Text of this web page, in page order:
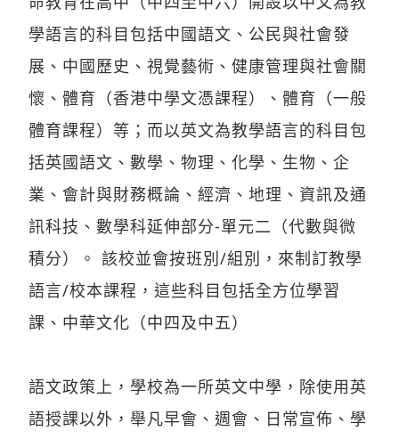
學語言的科目包括中國語文、公民與社會發
展、中國歷史、視覺藝術、健康管理與社會關
懷、體育（香港中學文憑課程）、體育（一般
體育課程）等；而以英文為教學語言的科目包
括英國語文、數學、物理、化學、生物、企
業、會計與財務概論、經濟、地理、資訊及通
訊科技、數學科延伸部分-單元二（代數與微
積分）。 該校並會按班別/組別，來制訂教學
語言/校本課程，這些科目包括全方位學習
課、中華文化（中四及中五）
語文政策上，學校為一所英文中學，除使用英
語授課以外，舉凡早會、週會、日常宣佈、學